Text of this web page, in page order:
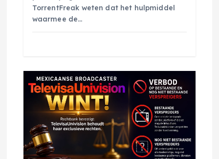
TorrentFreak weten dat het hulpmiddel
waarmee de…